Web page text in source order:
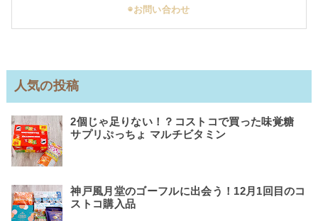
◉お問い合わせ
人気の投稿
2個じゃ足りない！？コストコで買った味覚糖
サプリぷっちょ マルチビタミン
神戸風月堂のゴーフルに出会う！12月1回目のコ
ストコ購入品